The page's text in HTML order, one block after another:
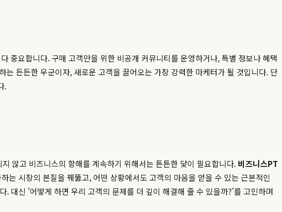
중요합니다. 구매 고객만을 위한 비공개 커뮤니티를 운영하거나, 특별 정보나 혜택
든든한 우군이자, 새로운 고객을 끌어오는 가장 강력한 마케터가 될 것입니다. 단
.
않고 비즈니스의 항해를 계속하기 위해서는 튼튼한 닻이 필요합니다. 비즈니스PT
는 시장의 본질을 꿰뚫고, 어떤 상황에서도 고객의 마음을 얻을 수 있는 근본적인
대신 '어떻게 하면 우리 고객의 문제를 더 깊이 해결해 줄 수 있을까?'를 고민하며